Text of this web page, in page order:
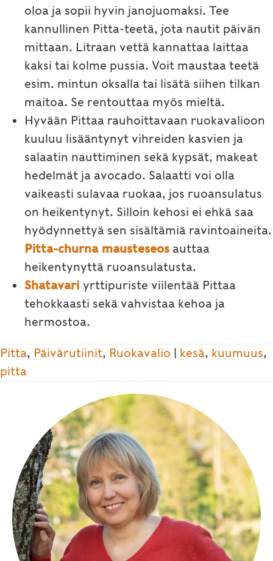
oloa ja sopii hyvin janojuomaksi. Tee
kannullinen Pitta-teetä, jota nautit päivän
mittaan. Litraan vettä kannattaa laittaa
kaksi tai kolme pussia. Voit maustaa teetä
esim. mintun oksalla tai lisätä siihen tilkan
maitoa. Se rentouttaa myös mieltä.
Hyvään Pittaa rauhoittavaan ruokavalioon
kuuluu lisääntynyt vihreiden kasvien ja
salaatin nauttiminen sekä kypsät, makeat
hedelmät ja avocado. Salaatti voi olla
vaikeasti sulavaa ruokaa, jos ruoansulatus
on heikentynyt. Silloin kehosi ei ehkä saa
hyödynnettyä sen sisältämiä ravintoaineita.
Pitta-churna mausteseos auttaa
heikentynyttä ruoansulatusta.
Shatavari yrttipuriste viilentää Pittaa
tehokkaasti sekä vahvistaa kehoa ja
hermostoa.
Pitta, Päivärutiinit, Ruokavalio kesä, kuumuus,
pitta